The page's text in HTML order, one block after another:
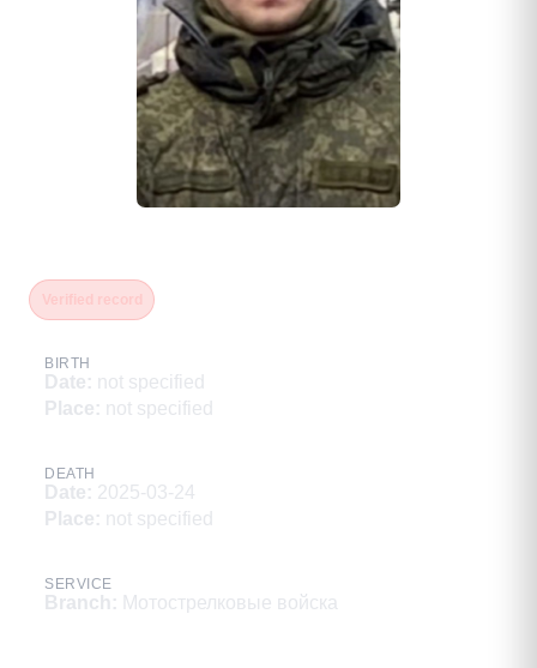
BIRTH
Date: not specified
Place: not specified
DEATH
Date: 2025-03-24
Place: not specified
SERVICE
Branch : Мотострелковые войска